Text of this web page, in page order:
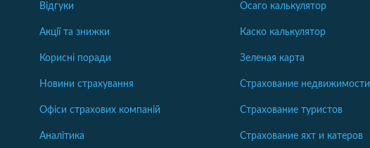
Відгуки
Акції та знижки
Корисні поради
Новини страхування
Офіси страхових компаній
Аналітика
Осаго калькулятор
Каско калькулятор
Зеленая карта
Страхование недвижимости
Страхование туристов
Страхование яхт и катеров